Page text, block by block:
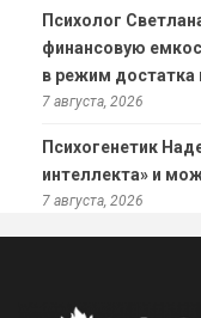
Психолог
финансовую
в режим достатка
7 августа, 2026
Психогенетик
интеллекта» и
7 августа, 2026